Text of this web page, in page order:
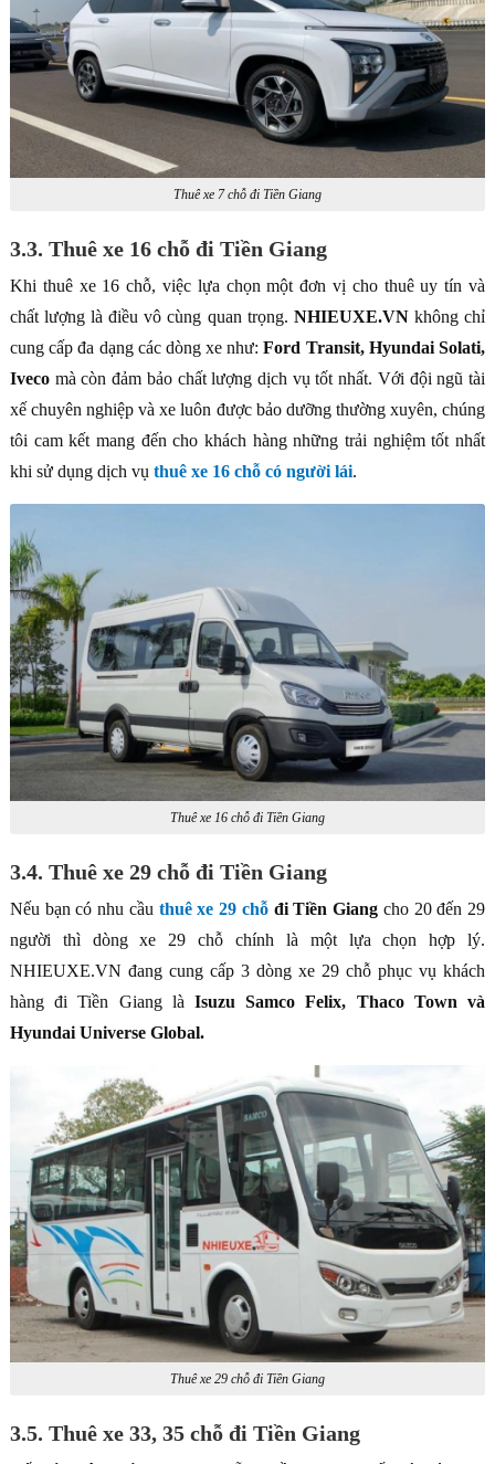
Thuê xe 7 chỗ đi Tiền Giang
3.3. Thuê xe 16 chỗ đi Tiền Giang
Khi thuê xe 16 chỗ, việc lựa chọn một đơn vị cho thuê uy tín và
chất lượng là điều vô cùng quan trọng. NHIEUXE.VNkhông chỉ
cung cấp đa dạng các dòng xe như:Ford Transit, Hyundai Solati,
Ivecomà còn đảm bảo chất lượng dịch vụ tốt nhất. Với đội ngũ tài
xế chuyên nghiệp và xe luôn được bảo dưỡng thường xuyên, chúng
tôi cam kết mang đến cho khách hàng những trải nghiệm tốt nhất
khi sử dụng dịch vụ thuê xe 16 chỗ có người lái.
Thuê xe 16 chỗ đi Tiền Giang
3.4. Thuê xe 29 chỗ đi Tiền Giang
Nếu bạn có nhu cầu thuê xe 29 chỗđi Tiền Giang cho 20 đến 29
người thì dòng xe 29 chỗ chính là một lựa chọn hợp lý.
NHIEUXE.VN đang cung cấp 3 dòng xe 29 chỗ phục vụ khách
hàng đi Tiền Giang là Isuzu Samco Felix, Thaco Town và
Hyundai Universe Global.
Thuê xe 29 chỗ đi Tiền Giang
3.5. Thuê xe 33, 35 chỗ đi Tiền Giang